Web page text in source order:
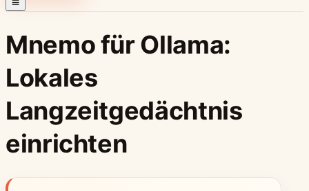
Mnemo für Ollama:
Lokales
Langzeitgedächtnis
einrichten